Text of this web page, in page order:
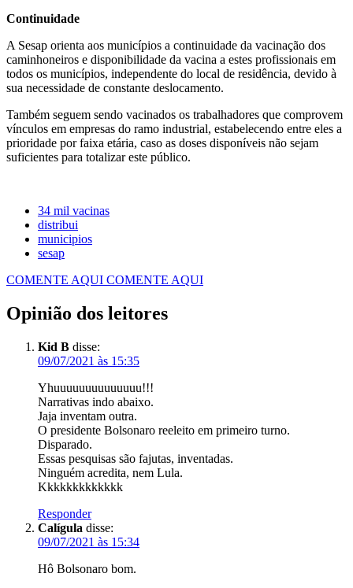
Continuidade
A Sesap orienta aos municípios a continuidade da vacinação dos
caminhoneiros e disponibilidade da vacina a estes profissionais em
todos os municípios, independente do local de residência, devido à
sua necessidade de constante deslocamento.
Também seguem sendo vacinados os trabalhadores que comprovem
vínculos em empresas do ramo industrial, estabelecendo entre eles a
prioridade por faixa etária, caso as doses disponíveis não sejam
suficientes para totalizar este público.
34 mil vacinas
distribui
municipios
sesap
COMENTE AQUI COMENTE AQUI
Opinião dos leitores
Kid B disse:
09/07/2021 às 15:35
Yhuuuuuuuuuuuuuu!!!
Narrativas indo abaixo.
Jaja inventam outra.
O presidente Bolsonaro reeleito em primeiro turno.
Disparado.
Essas pesquisas são fajutas, inventadas.
Ninguém acredita, nem Lula.
Kkkkkkkkkkkkk
Responder
Calígula disse:
09/07/2021 às 15:34
Hô Bolsonaro bom.